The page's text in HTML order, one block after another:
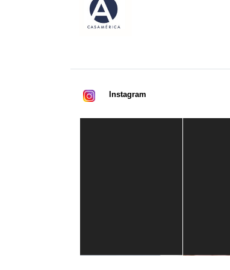
Instagram